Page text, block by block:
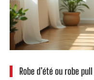
Robe d’été ou robe